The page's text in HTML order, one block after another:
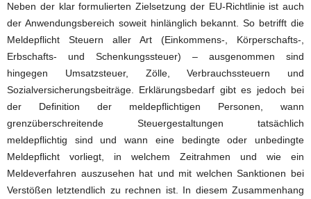
Neben der klar formulierten Zielsetzung der EU-Richtlinie ist auch
der Anwendungsbereich soweit hinlänglich bekannt. So betrifft die
Meldepflicht Steuern aller Art (Einkommens-, Körperschafts-,
Erbschafts- und Schenkungssteuer) – ausgenommen sind
hingegen Umsatzsteuer, Zölle, Verbrauchssteuern und
Sozialversicherungsbeiträge. Erklärungsbedarf gibt es jedoch bei
der Definition der meldepflichtigen Personen, wann
grenzüberschreitende Steuergestaltungen tatsächlich
meldepflichtig sind und wann eine bedingte oder unbedingte
Meldepflicht vorliegt, in welchem Zeitrahmen und wie ein
Meldeverfahren auszusehen hat und mit welchen Sanktionen bei
Verstößen letztendlich zu rechnen ist. In diesem Zusammenhang